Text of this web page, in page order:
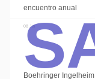
encuentro anual
08 Jul
Boehringer